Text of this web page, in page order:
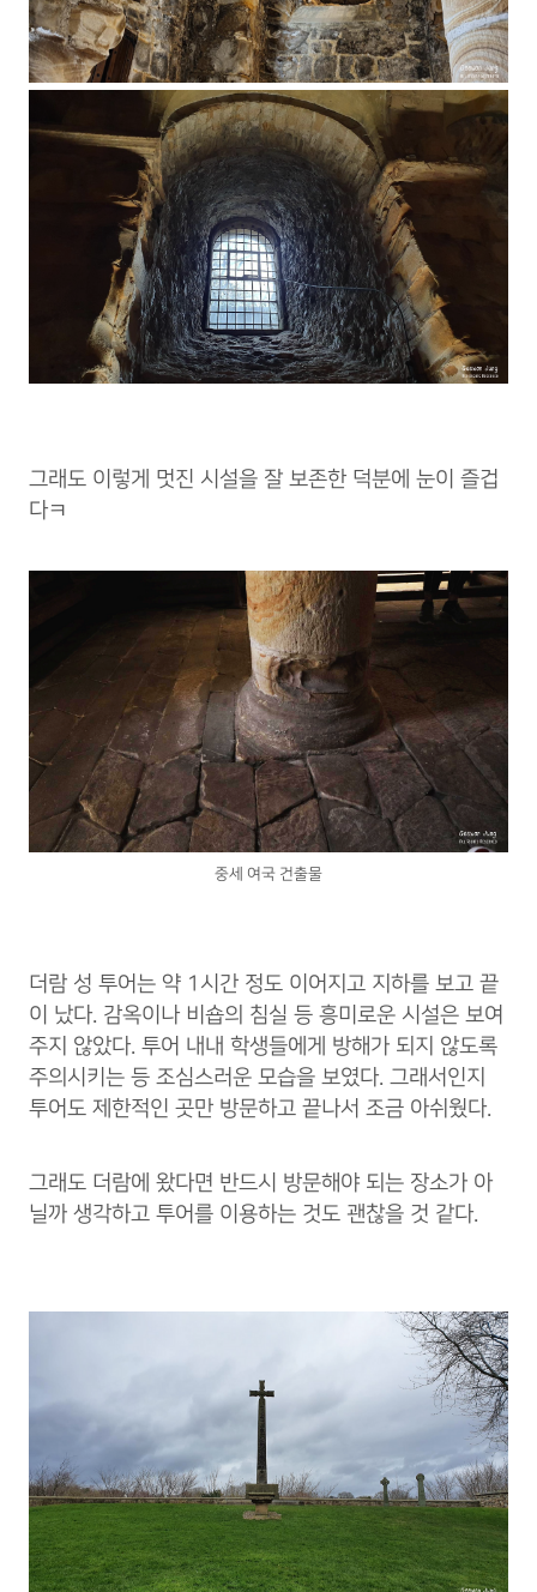
그래도 이렇게 멋진 시설을 잘 보존한 덕분에 눈이 즐겁
다ㅋ
중세 여국 건출물
더람 성 투어는 약 1시간 정도 이어지고 지하를 보고 끝
이 났다. 감옥이나 비숍의 침실 등 흥미로운 시설은 보여
주지 않았다. 투어 내내 학생들에게 방해가 되지 않도록
주의시키는 등 조심스러운 모습을 보였다. 그래서인지
투어도 제한적인 곳만 방문하고 끝나서 조금 아쉬웠다.
그래도 더람에 왔다면 반드시 방문해야 되는 장소가 아
닐까 생각하고 투어를 이용하는 것도 괜찮을 것 같다.